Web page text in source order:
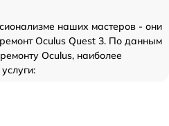
наших мастеров - они
Oculus Quest 3. По данным
Oculus, наиболее